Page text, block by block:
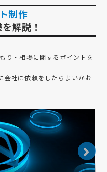
制作
解説！
り・相場に関するポイントを
会社に依頼をしたらよいかお